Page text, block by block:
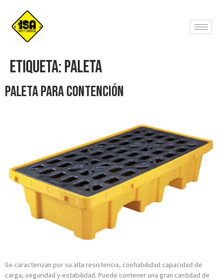
Etiqueta:Paleta
Paleta para contención
Se caracterizan por su alta resistencia, confiabilidad capacidad de
carga, seguridad y estabilidad. Puede contener una gran cantidad de